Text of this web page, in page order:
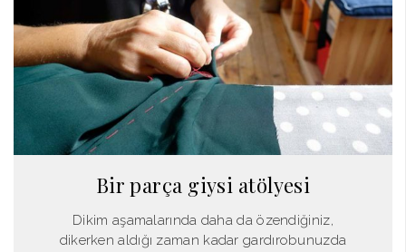
Bir parça giysi atölyesi
Dikim aşamalarında daha da özendiğiniz,
dikerken aldığı zaman kadar gardırobunuzda